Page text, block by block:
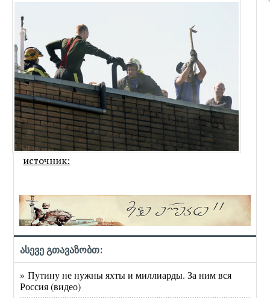
источник:
ასევე გთავაზობთ:
» Путину не нужны яхты и миллиарды. За ним вся
Россия (видео)